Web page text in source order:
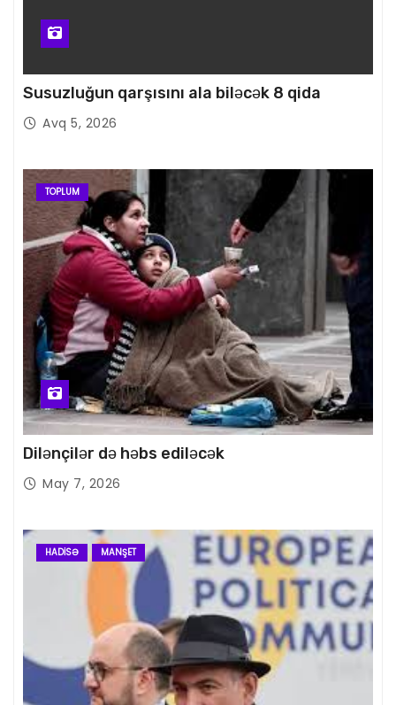
Susuzluğun qarşısını ala biləcək 8 qida
Avq 5, 2026
TOPLUM
Dilənçilər də həbs ediləcək
May 7, 2026
HADISƏ MANŞET